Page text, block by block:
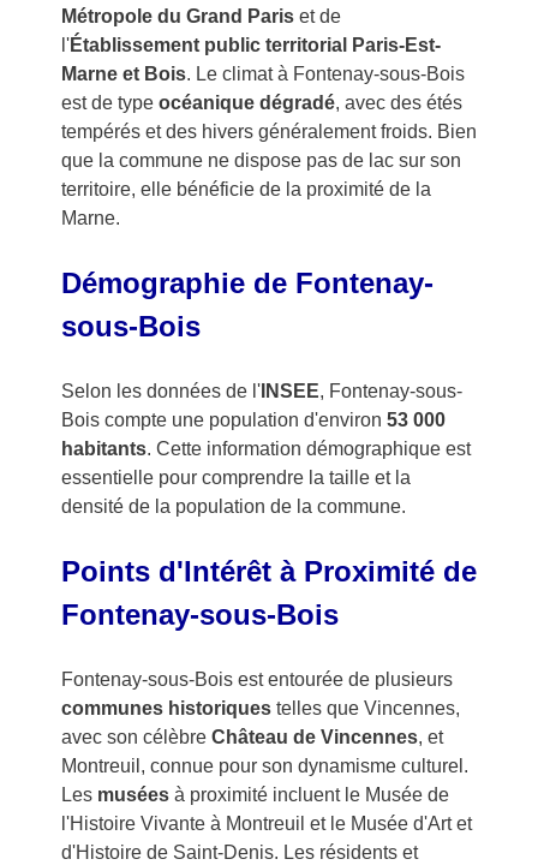
Métropole du Grand Pariset de
l'Établissement public territorial Paris-Est-
Marne et Bois. Le climat à Fontenay-sous-Bois
est de type océanique dégradé, avec des étés
tempérés et des hivers généralement froids. Bien
que la commune ne dispose pas de lac sur son
territoire, elle bénéficie de la proximité de la
Marne.
Démographie de Fontenay-
sous-Bois
Selon les données de l'INSEE, Fontenay-sous-
Bois compte une population d'environ 53 000
habitants. Cette information démographique est
essentielle pour comprendre la taille et la
densité de la population de la commune.
Points d'Intérêt à Proximité de
Fontenay-sous-Bois
Fontenay-sous-Bois est entourée de plusieurs
communes historiquestelles que Vincennes,
avec son célèbre Château de Vincennes, et
Montreuil, connue pour son dynamisme culturel.
Les muséesà proximité incluent le Musée de
l'Histoire Vivante à Montreuil et le Musée d'Art et
d'Histoire de Saint-Denis. Les résidents et